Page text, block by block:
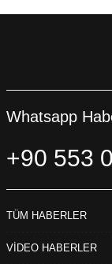
Whatsapp
+90 553
TÜM HABERLER
VİDEO HABERLER